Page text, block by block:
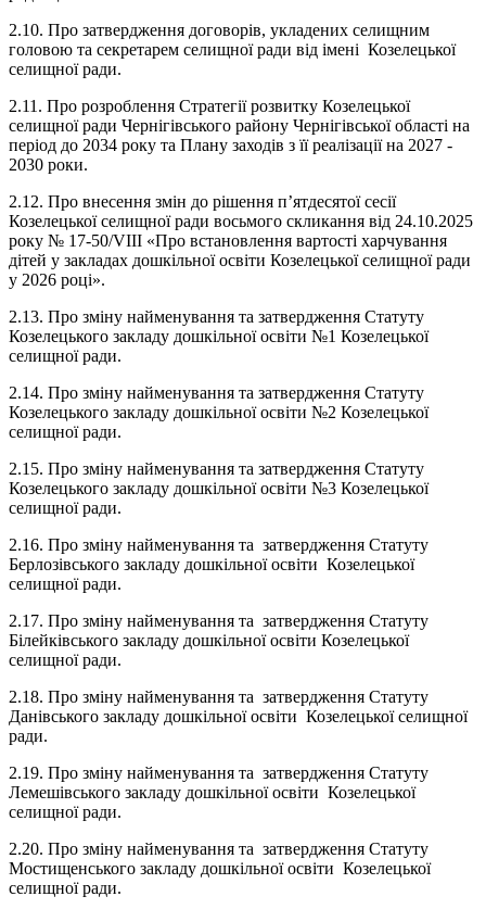
2.10. Про затвердження договорів, укладених селищним
головою та секретарем селищної ради від імені Козелецької
селищної ради.
2.11. Про розроблення Стратегії розвитку Козелецької
селищної ради Чернігівського району Чернігівської області на
період до 2034 року та Плану заходів з її реалізації на 2027 -
2030 роки.
2.12. Про внесення змін до рішення п’ятдесятої сесії
Козелецької селищної ради восьмого скликання від 24.10.2025
року № 17-50/VIII «Про встановлення вартості харчування
дітей у закладах дошкільної освіти Козелецької селищної ради
у 2026 році».
2.13. Про зміну найменування та затвердження Статуту
Козелецького закладу дошкільної освіти №1 Козелецької
селищної ради.
2.14. Про зміну найменування та затвердження Статуту
Козелецького закладу дошкільної освіти №2 Козелецької
селищної ради.
2.15. Про зміну найменування та затвердження Статуту
Козелецького закладу дошкільної освіти №3 Козелецької
селищної ради.
2.16. Про зміну найменування та затвердження Статуту
Берлозівського закладу дошкільної освіти Козелецької
селищної ради.
2.17. Про зміну найменування та затвердження Статуту
Білейківського закладу дошкільної освіти Козелецької
селищної ради.
2.18. Про зміну найменування та затвердження Статуту
Данівського закладу дошкільної освіти Козелецької селищної
ради.
2.19. Про зміну найменування та затвердження Статуту
Лемешівського закладу дошкільної освіти Козелецької
селищної ради.
2.20. Про зміну найменування та затвердження Статуту
Мостищенського закладу дошкільної освіти Козелецької
селищної ради.